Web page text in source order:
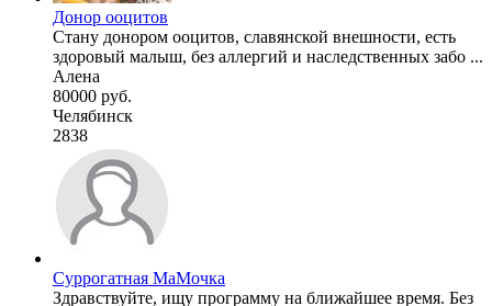
Донор ооцитов
Стану донором ооцитов, славянской внешности, есть
здоровый малыш, без аллергий и наследственных забо ...
Алена
80000 руб.
Челябинск
2838
Суррогатная МаМочка
Здравствуйте, ищу программу на ближайшее время. Без